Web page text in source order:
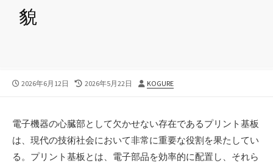
貌
公
2026年6月12日
最
新
日
2026年5月22日
投
KOGURE
電子機器の心臓部として欠かせない存在であるプリント基板
は、現代の技術社会において非常に重要な役割を果たしてい
る。 プリント基板とは、電子部品を効率的に配置し、それら